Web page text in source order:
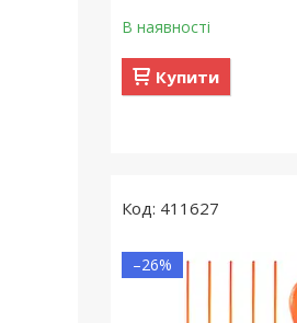
В наявності
Купити
411627
–26%